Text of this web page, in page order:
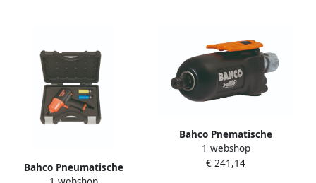
Bahco Pneumatische
Bahco Pnematische
slagmoersleutel 3 8" | mini
BP704
1 webshop
€ 241,14